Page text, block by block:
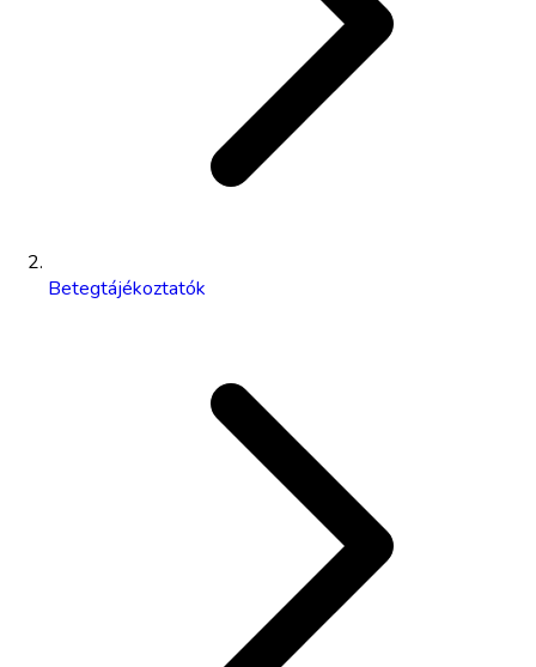
Betegtájékoztatók